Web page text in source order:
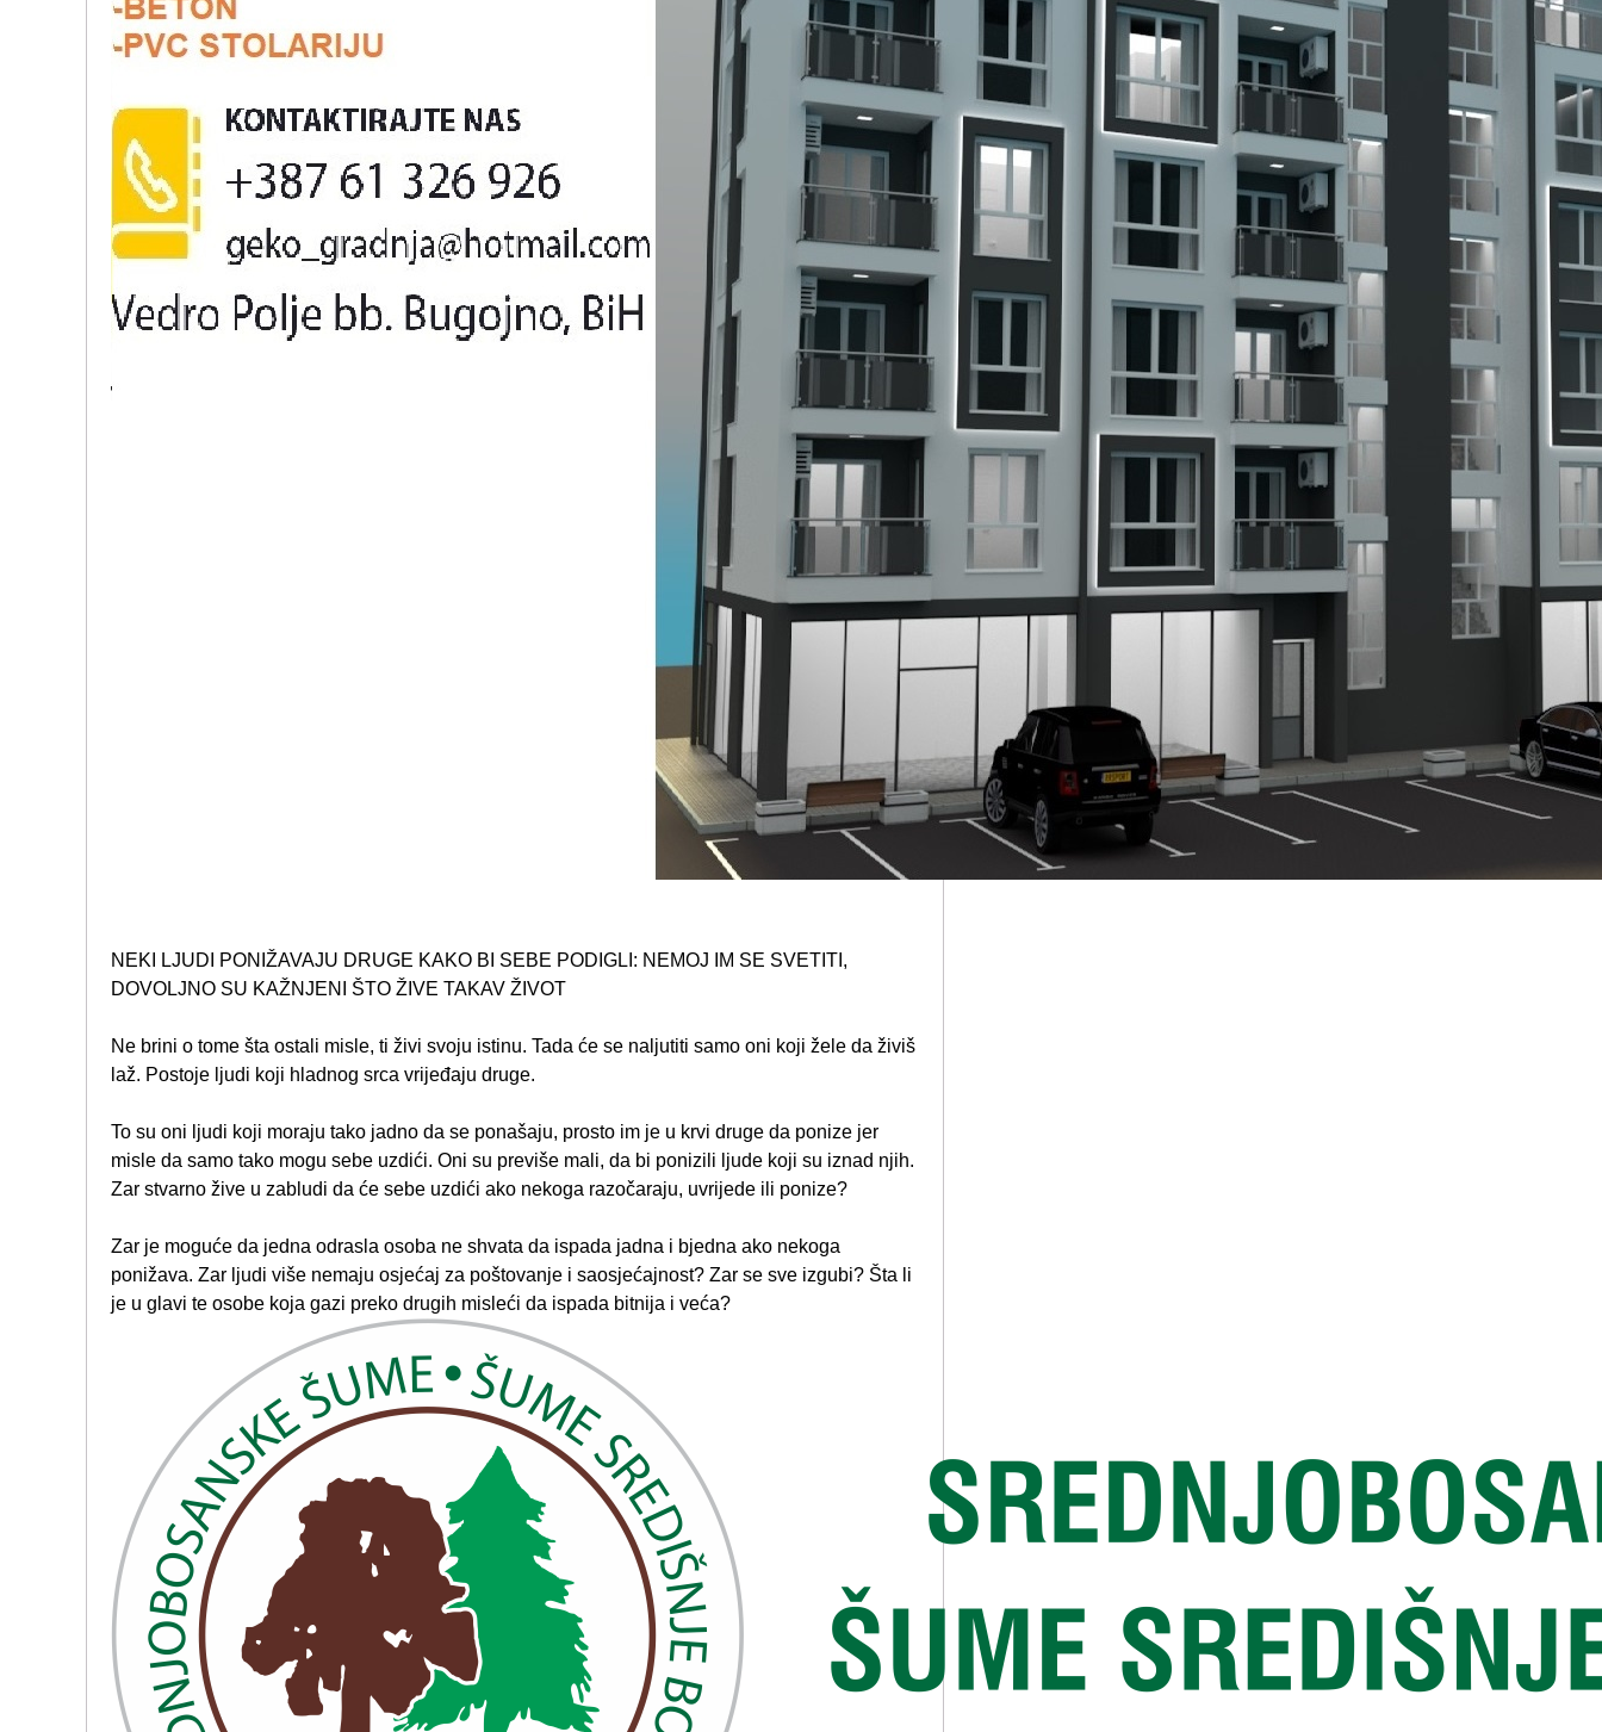
NEKI LJUDI PONIŽAVAJU DRUGE KAKO BI SEBE PODIGLI: NEMOJ IM SE SVETITI,
DOVOLJNO SU KAŽNJENI ŠTO ŽIVE TAKAV ŽIVOT
Ne brini o tome šta ostali misle, ti živi svoju istinu. Tada će se naljutiti samo oni koji žele da živiš
laž. Postoje ljudi koji hladnog srca vrijeđaju druge.
To su oni ljudi koji moraju tako jadno da se ponašaju, prosto im je u krvi druge da ponize jer
misle da samo tako mogu sebe uzdići. Oni su previše mali, da bi ponizili ljude koji su iznad njih.
Zar stvarno žive u zabludi da će sebe uzdići ako nekoga razočaraju, uvrijede ili ponize?
Zar je moguće da jedna odrasla osoba ne shvata da ispada jadna i bjedna ako nekoga
ponižava. Zar ljudi više nemaju osjećaj za poštovanje i saosjećajnost? Zar se sve izgubi? Šta li
je u glavi te osobe koja gazi preko drugih misleći da ispada bitnija i veća?